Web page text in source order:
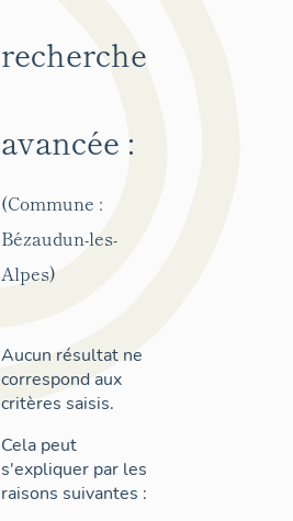
recherche
avancée :
(Commune :
Bézaudun-les-
Alpes)
Aucun résultat ne
correspond aux
critères saisis.
Cela peut
s'expliquer par les
raisons suivantes :